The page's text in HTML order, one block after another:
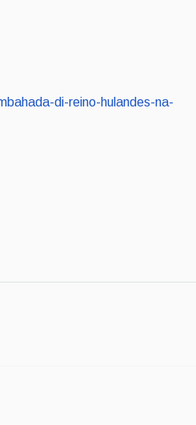
di-reino-hulandes-na-